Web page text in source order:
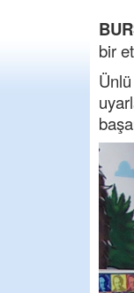
bir